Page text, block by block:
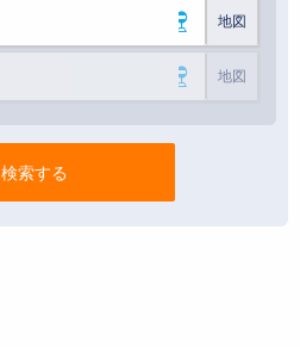
地図
地図
検索する